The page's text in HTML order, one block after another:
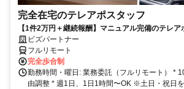
完全在宅のテレアポスタッフ
【1件2万円＋継続報酬】マニュアル完備のテレ
副業スタッフ活躍中／丁寧なフォロー体制あり
ビズパートナー
フルリモート
完全歩合制
勤務時間・曜日: 業務委託（フルリモート） *
由調整 * 週1日、1日1時間〜OK ※土日・祝日